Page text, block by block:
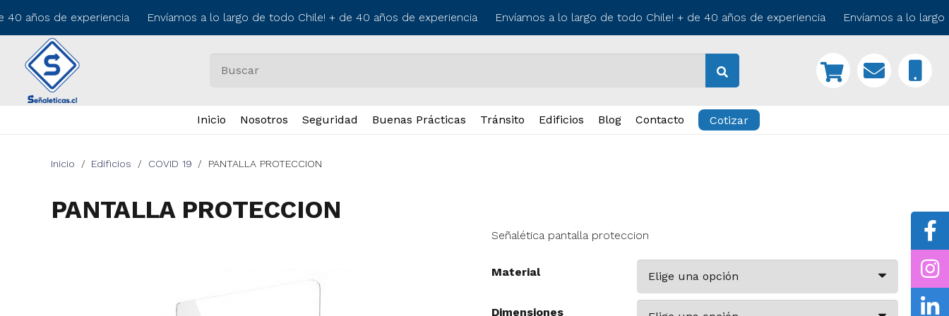
años de experiencia Envíamos a lo largo de todo Chile! + de 40 años de experiencia Envíamos a lo largo de todo Chile! + de 40 años de experiencia Envíamos a lo largo
Inicio Nosotros Seguridad Buenas Prácticas Tránsito Edificios Blog Contacto Cotizar
Inicio / Edificios / COVID 19 / PANTALLA PROTECCION
PANTALLA PROTECCION
Señalética pantalla proteccion
Material
Dimensiones